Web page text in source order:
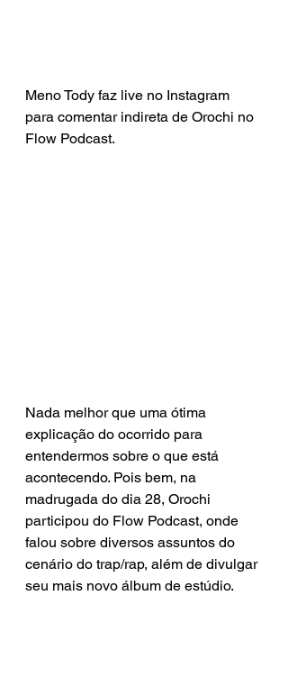
Meno Tody faz live no Instagram
para comentar indireta de Orochi no
Flow Podcast.
Nada melhor que uma ótima
explicação do ocorrido para
entendermos sobre o que está
acontecendo. Pois bem, na
madrugada do dia 28, Orochi
participou do Flow Podcast, onde
falou sobre diversos assuntos do
cenário do trap/rap, além de divulgar
seu mais novo álbum de estúdio.